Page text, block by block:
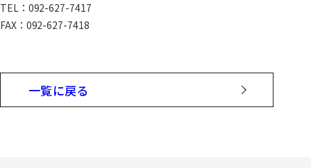
TEL：092-627-7417
FAX：092-627-7418
一覧に戻る